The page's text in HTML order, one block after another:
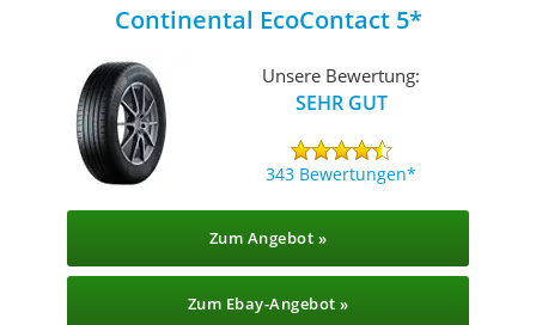
Continental EcoContact 5
Unsere Bewertung:
SEHR GUT
343 Bewertungen
Zum Angebot »
Zum Ebay-Angebot »